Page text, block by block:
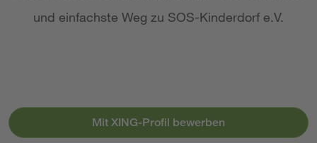
und einfachste Weg zu SOS-Kinderdorf e.V.
Mit XING-Profil bewerben